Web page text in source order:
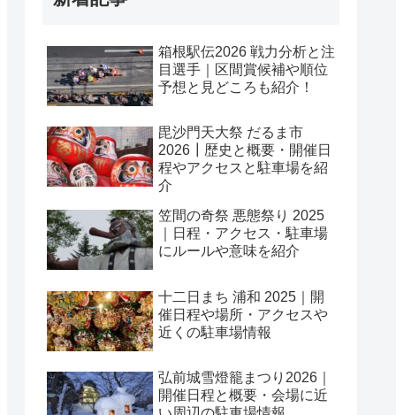
箱根駅伝2026 戦力分析と注
目選手｜区間賞候補や順位
予想と見どころも紹介！
毘沙門天大祭 だるま市
2026┃歴史と概要・開催日
程やアクセスと駐車場を紹
介
笠間の奇祭 悪態祭り 2025
｜日程・アクセス・駐車場
にルールや意味を紹介
十二日まち 浦和 2025｜開
催日程や場所・アクセスや
近くの駐車場情報
弘前城雪燈籠まつり2026｜
開催日程と概要・会場に近